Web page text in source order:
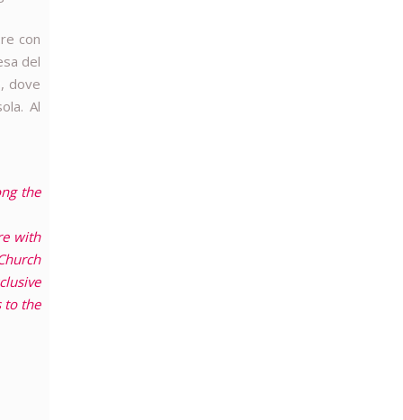
con
del
dove
Al
the
with
to the